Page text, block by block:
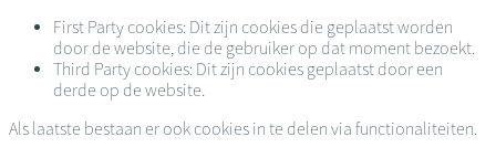
First Party cookies: Dit zijn cookies die geplaatst worden
door de website, die de gebruiker op dat moment bezoekt.
Third Party cookies: Dit zijn cookies geplaatst door een
derde op de website.
Als laatste bestaan er ook cookies in te delen via functionaliteiten.